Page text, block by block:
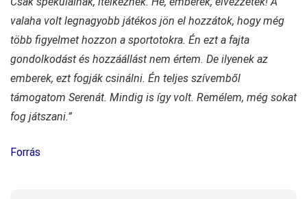
valaha volt legnagyobb játékos jön el hozzátok, hogy még
több figyelmet hozzon a sportotokra. Én ezt a fajta
gondolkodást és hozzáállást nem értem. De ilyenek az
emberek, ezt fogják csinálni. Én teljes szívemből
támogatom Serenát. Mindig is így volt. Remélem, még sokat
fog játszani.”
Forrás